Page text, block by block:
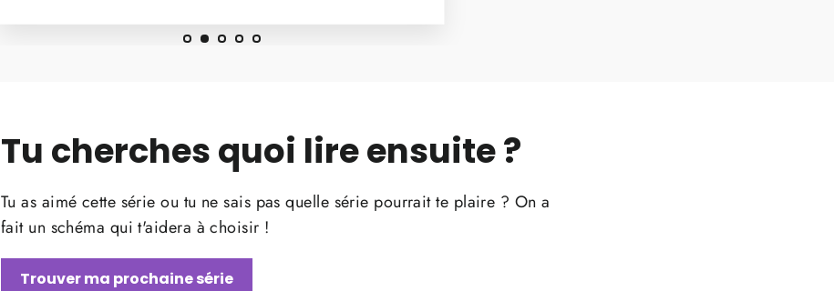
Tu cherches quoi lire ensuite ?
Tu as aimé cette série ou tu ne sais pas quelle série pourrait te plaire ? On a
fait un schéma qui t'aidera à choisir !
Trouver ma prochaine série